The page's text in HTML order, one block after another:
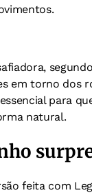
em torno dos
para
natural.
feita com